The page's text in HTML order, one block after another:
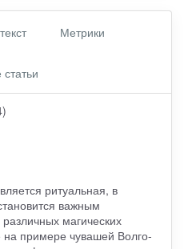
Метрики
ритуальная, в
важным
магических
на примере чувашей Волго-